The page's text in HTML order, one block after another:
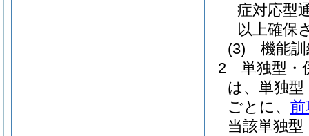
症対応型
以上確保
(3)
機能
2
単独型・
は、単独型
ごとに、 前
当該単独